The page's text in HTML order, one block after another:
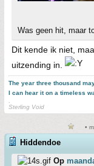
Was geen hit, maar
Dit kende ik niet,
uitzending in.
The year three thousand
I can hear it on a timeless
Sterling Void
•
Hiddendoe
Op